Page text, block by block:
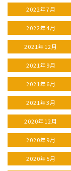
2022年7月
2022年4月
2021年12月
2021年9月
2021年6月
2021年3月
2020年12月
2020年9月
2020年5月